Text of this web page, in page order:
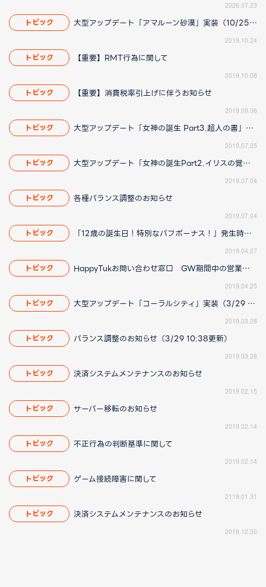
2026.07.23
トピック 大型アップデート「アマルーン砂漠」実装（10/25 15:20更新）
2019.10.24
トピック 【重要】RMT行為に関して
2019.10.08
トピック 【重要】消費税率引上げに伴うお知らせ
2019.09.06
トピック 大型アップデート「女神の誕生 Part3.超人の書」実装
2019.07.25
トピック 大型アップデート「女神の誕生Part2.イリスの覚醒」実装！
2019.07.04
トピック 各種バランス調整のお知らせ
2019.07.04
トピック 「12歳の誕生日！特別なバフボーナス！」発生時間に関して
2019.04.27
トピック HappyTukお問い合わせ窓口 GW期間中の営業についてのお知らせ
2019.04.25
トピック 大型アップデート「コーラルシティ」実装（3/29 15:12更新）
2019.03.28
トピック バランス調整のお知らせ（3/29 10:38更新）
2019.03.28
トピック 決済システムメンテナンスのお知らせ
2019.02.15
トピック サーバー移転のお知らせ
2019.02.14
トピック 不正行為の判断基準に関して
2019.02.14
トピック ゲーム接続障害に関して
2119.01.31
トピック 決済システムメンテナンスのお知らせ
2018.12.30